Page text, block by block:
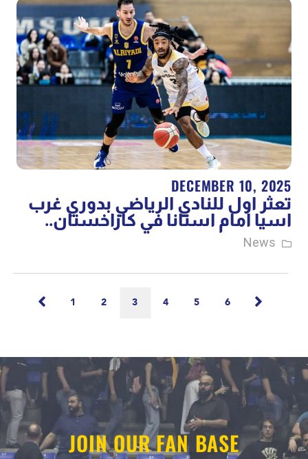
DECEMBER 10, 2025
تعثر اول للنادي الرياضي بدوري غرب
اسيا امام استانا في كازاخستان..
News
1 2 3 4 5 6
JOIN OUR FAN BASE